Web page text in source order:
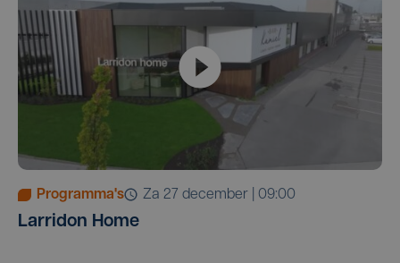
Programma's za 27 december | 09:00
Larridon Home